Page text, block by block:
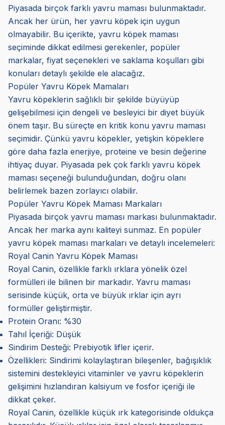
Piyasada birçok farklı yavru maması bulunmaktadır.
Ancak her ürün, her yavru köpek için uygun
olmayabilir. Bu içerikte, yavru köpek maması
seçiminde dikkat edilmesi gerekenler, popüler
markalar, fiyat seçenekleri ve saklama koşulları gibi
konuları detaylı şekilde ele alacağız.
Popüler Yavru Köpek Mamaları
Yavru köpeklerin sağlıklı bir şekilde büyüyüp
gelişebilmesi için dengeli ve besleyici bir diyet büyük
önem taşır. Bu süreçte en kritik konu yavru maması
seçimidir. Çünkü yavru köpekler, yetişkin köpeklere
göre daha fazla enerjiye, proteine ve besin değerine
ihtiyaç duyar. Piyasada pek çok farklı yavru köpek
maması seçeneği bulunduğundan, doğru olanı
belirlemek bazen zorlayıcı olabilir.
Popüler Yavru Köpek Maması Markaları
Piyasada birçok yavru maması markası bulunmaktadır.
Ancak her marka aynı kaliteyi sunmaz. En popüler
yavru köpek maması markaları ve detaylı incelemeleri:
Royal Canin Yavru Köpek Maması
Royal Canin, özellikle farklı ırklara yönelik özel
formülleri ile bilinen bir markadır. Yavru maması
serisinde küçük, orta ve büyük ırklar için ayrı
formüller geliştirmiştir.
Protein Oranı: %30
Tahıl İçeriği: Düşük
Sindirim Desteği: Prebiyotik lifler içerir.
Özellikleri: Sindirimi kolaylaştıran bileşenler, bağışıklık
sistemini destekleyici vitaminler ve yavru köpeklerin
gelişimini hızlandıran kalsiyum ve fosfor içeriği ile
dikkat çeker.
Royal Canin, özellikle küçük ırk kategorisinde oldukça